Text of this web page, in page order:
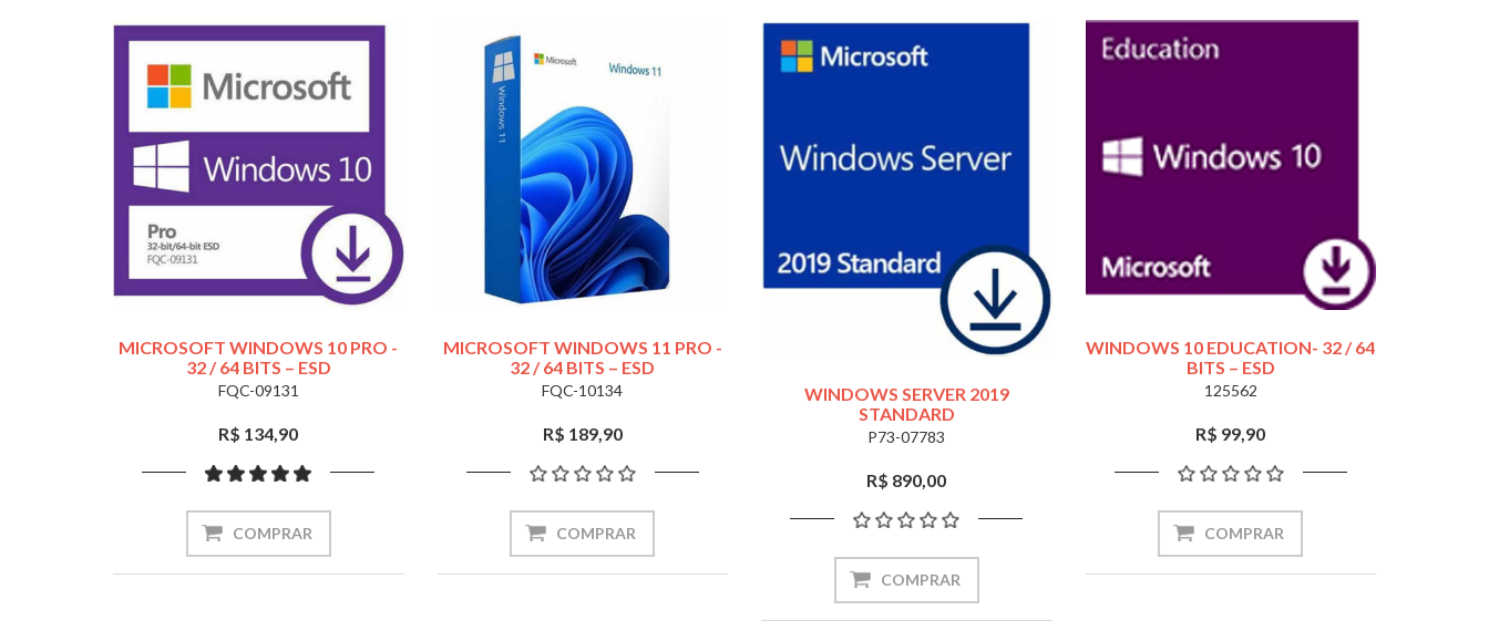
MICROSOFT WINDOWS 10 PRO -
32 / 64 BITS – ESD
FQC-09131
R$ 134,90
MICROSOFT WINDOWS 11 PRO -
32 / 64 BITS – ESD
FQC-10134
R$ 189,90
WINDOWS SERVER 2019
STANDARD
P73-07783
R$ 890,00
WINDOWS 10 EDUCATION- 32 / 64
BITS – ESD
125562
R$ 99,90